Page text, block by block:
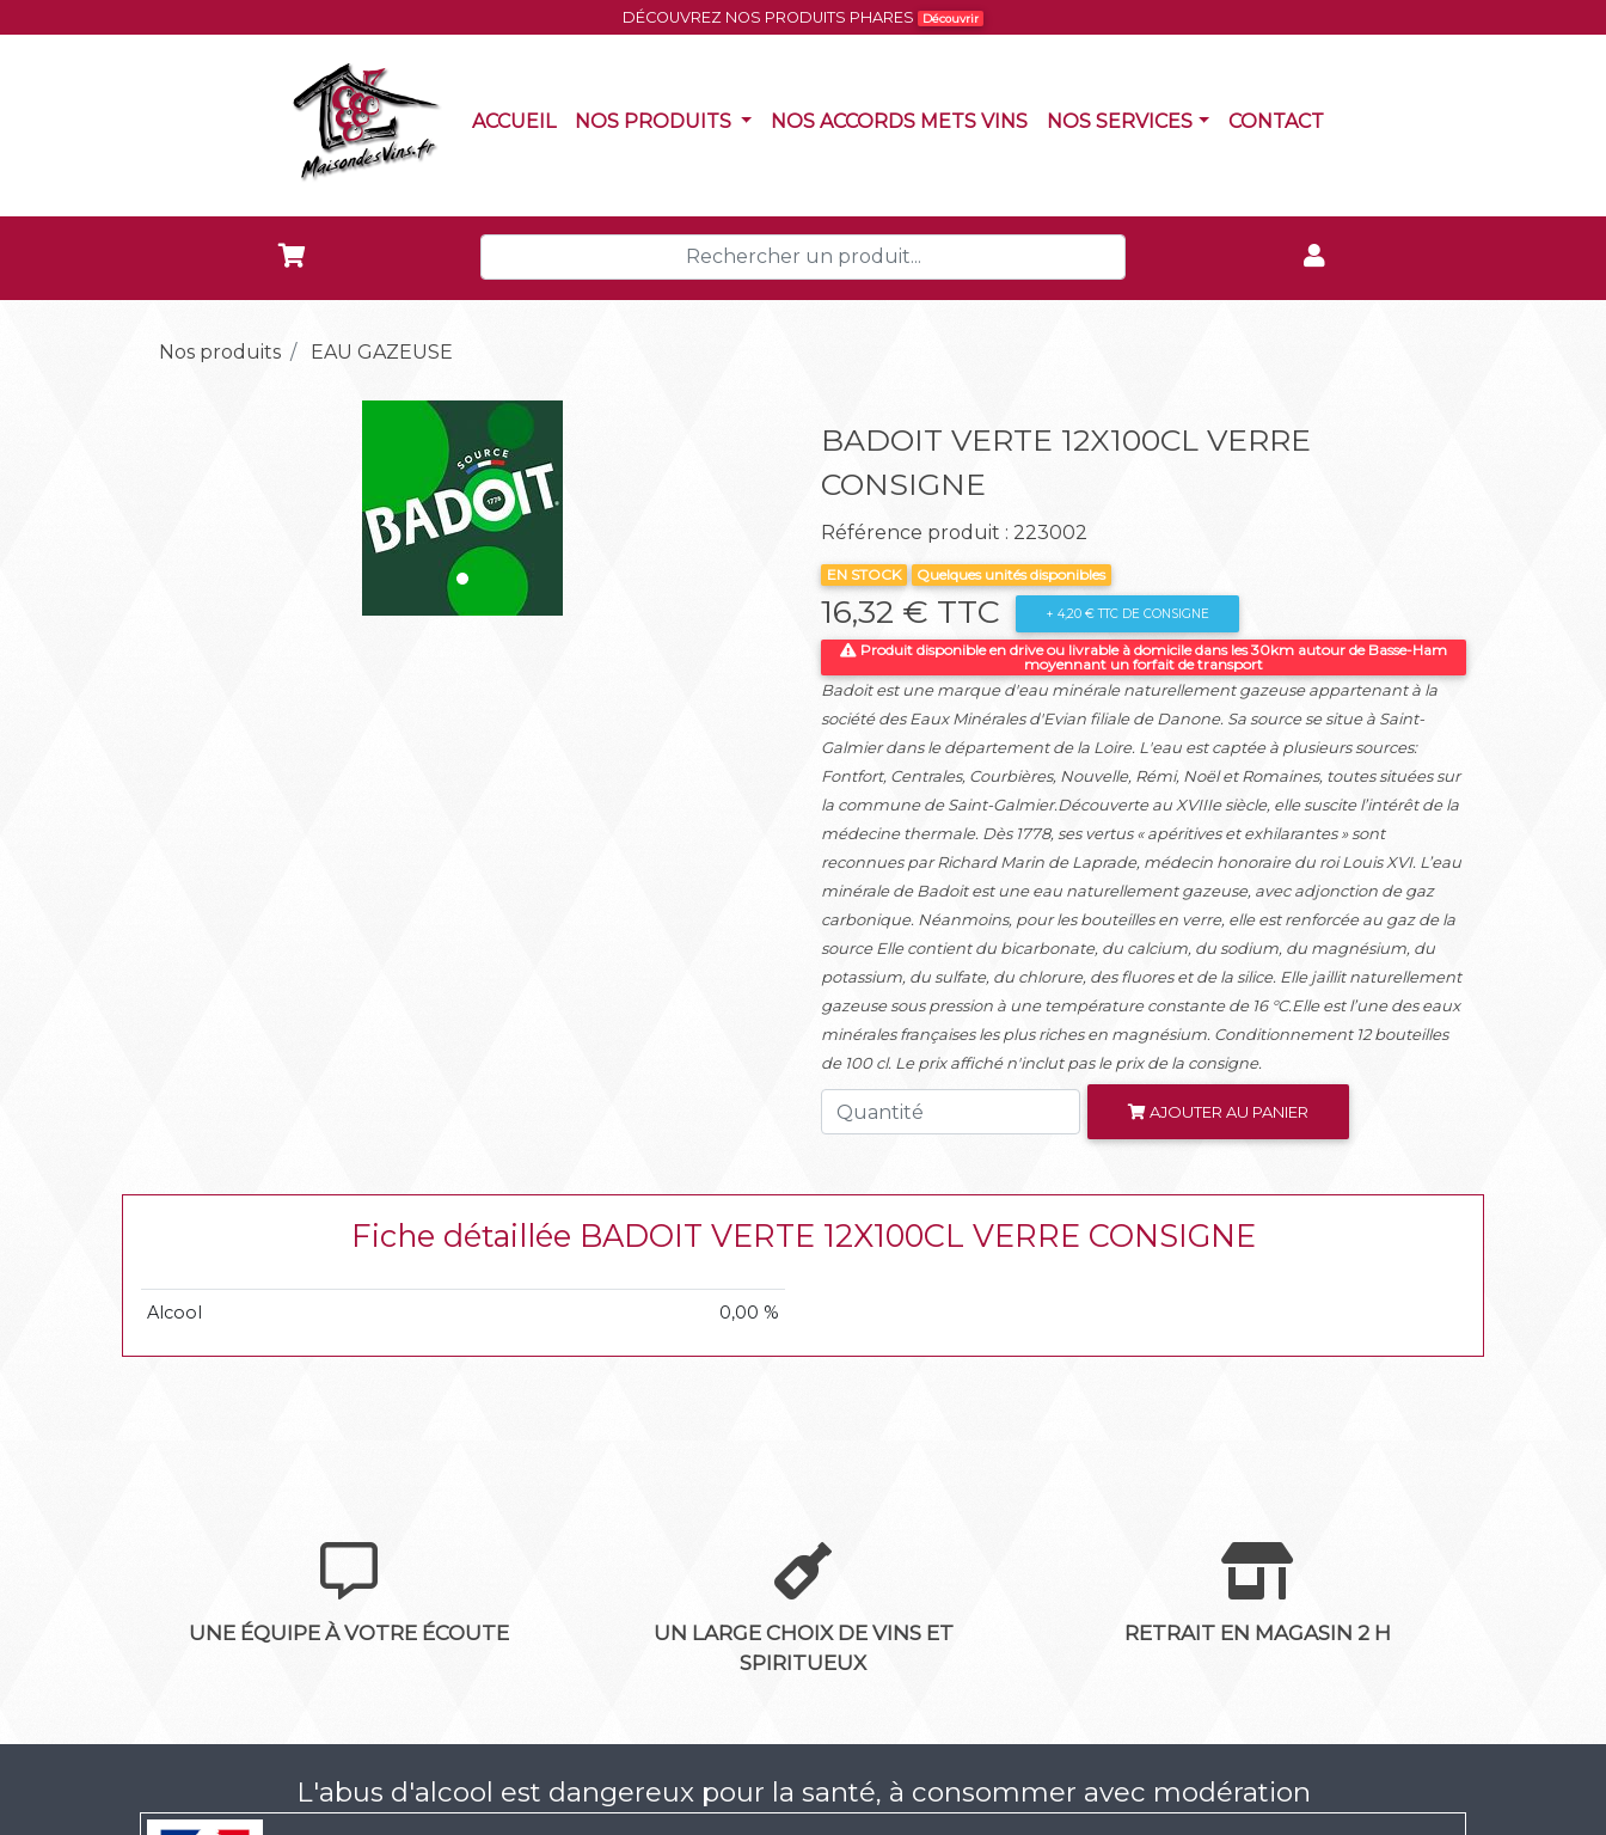
DÉCOUVREZ NOS PRODUITS PHARES Découvrir
ACCUEIL(CURRENT)
NOS PRODUITS (CURRENT)
NOS ACCORDS METS VINS(CURRENT)
NOS SERVICES CONTACT(CURRENT)
Nos produits EAU GAZEUSE
BADOIT VERTE 12X100CL VERRE
CONSIGNE
Référence produit : 223002
EN STOCK Quelques unités disponibles
16,32 € TTC + 4,20 € TTC DE CONSIGNE
Produit disponible en drive ou livrable à domicile dans les 30km autour de Basse-Ham
moyennant un forfait de transport
Badoit est une marque d'eau minérale naturellement gazeuse appartenant à la
société des Eaux Minérales d'Evian filiale de Danone. Sa source se situe à Saint-
Galmier dans le département de la Loire. L'eau est captée à plusieurs sources:
Fontfort, Centrales, Courbières, Nouvelle, Rémi, Noël et Romaines, toutes situées sur
la commune de Saint-Galmier.Découverte au XVIIIe siècle, elle suscite l’intérêt de la
médecine thermale. Dès 1778, ses vertus « apéritives et exhilarantes » sont
reconnues par Richard Marin de Laprade, médecin honoraire du roi Louis XVI. L’eau
minérale de Badoit est une eau naturellement gazeuse, avec adjonction de gaz
carbonique. Néanmoins, pour les bouteilles en verre, elle est renforcée au gaz de la
source Elle contient du bicarbonate, du calcium, du sodium, du magnésium, du
potassium, du sulfate, du chlorure, des fluores et de la silice. Elle jaillit naturellement
gazeuse sous pression à une température constante de 16 °C.Elle est l’une des eaux
minérales françaises les plus riches en magnésium. Conditionnement 12 bouteilles
de 100 cl. Le prix affiché n'inclut pas le prix de la consigne.
AJOUTER AU PANIER
Fiche détaillée BADOIT VERTE 12X100CL VERRE CONSIGNE
Alcool 0,00 %
UNE ÉQUIPE À VOTRE ÉCOUTE
UN LARGE CHOIX DE VINS ET
SPIRITUEUX
RETRAIT EN MAGASIN 2 H
L'abus d'alcool est dangereux pour la santé, à consommer avec modération